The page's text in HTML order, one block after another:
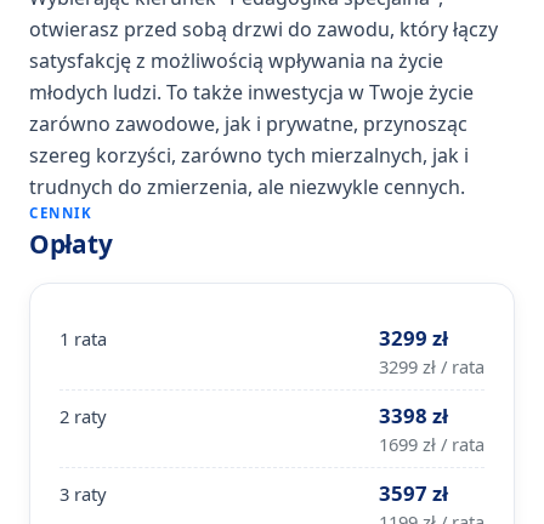
otwierasz przed sobą drzwi do zawodu, który łączy
satysfakcję z możliwością wpływania na życie
młodych ludzi. To także inwestycja w Twoje życie
zarówno zawodowe, jak i prywatne, przynosząc
szereg korzyści, zarówno tych mierzalnych, jak i
trudnych do zmierzenia, ale niezwykle cennych.
CENNIK
Opłaty
1 rata 3299 zł
3299 zł / rata
2 raty 3398 zł
1699 zł / rata
3 raty 3597 zł